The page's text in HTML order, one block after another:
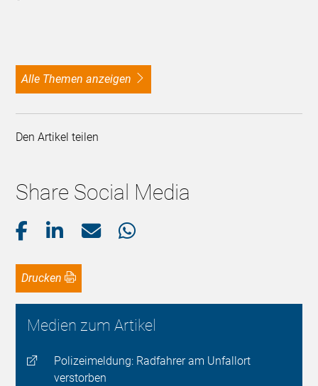
alle Themen anzeigen
Den Artikel teilen
Share Social Media
Drucken
Medien zum Artikel
Polizeimeldung: Radfahrer am Unfallort
verstorben